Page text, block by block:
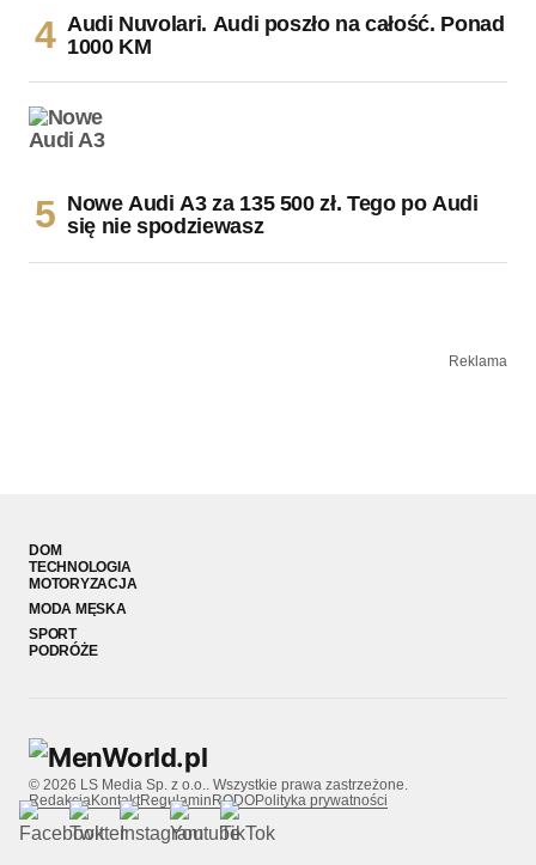
Audi Nuvolari. Audi poszło na całość. Ponad
1000 KM
Nowe Audi A3 za 135 500 zł. Tego po Audi
się nie spodziewasz
Reklama
DOM
TECHNOLOGIA
MOTORYZACJA
MODA MĘSKA
SPORT
PODRÓŻE
© 2026 LS Media Sp. z o.o.. Wszystkie prawa zastrzeżone.
RedakcjaKontaktRegulamin RODOPolityka prywatności